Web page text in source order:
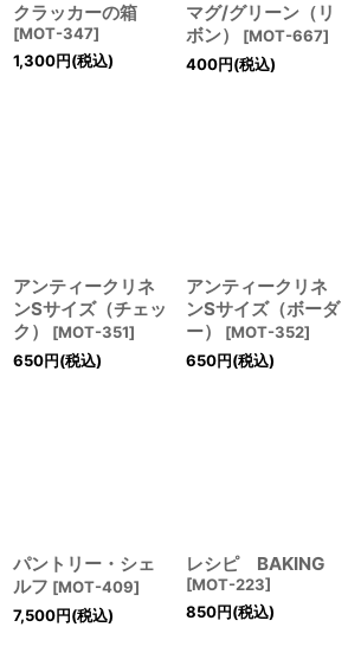
クラッカーの箱
[MOT-347]
1,300円(税込)
マグ/グリーン（リ
ボン）
[MOT-667]
400円(税込)
アンティークリネ
ンSサイズ（チェッ
ク）
[MOT-351]
650円(税込)
アンティークリネ
ンSサイズ（ボーダ
ー）
[MOT-352]
650円(税込)
パントリー・シェ
ルフ [MOT-409]
7,500円(税込)
レシピ BAKING
[MOT-223]
850円(税込)